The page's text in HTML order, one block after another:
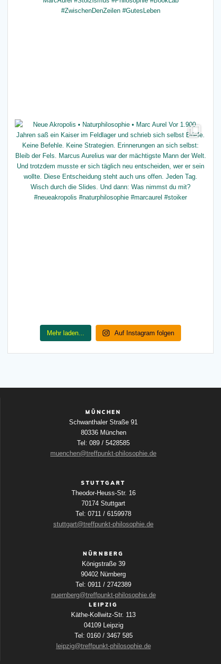
Mehr laden... Auf Instagram folgen
MÜNCHEN
Schwanthaler Straße 91
80336 München
Tel: 089 / 5428585
muenchen@treffpunkt-philosophie.de
STUTTGART
Theodor-Heuss-Str. 16
70174 Stuttgart
Tel: 0711 / 6159978
stuttgart@treffpunkt-philosophie.de
NÜRNBERG
Königstraße 39
90402 Nürnberg
Tel: 0911 / 2742389
nuernberg@treffpunkt-philosophie.de
LEIPZIG
Käthe-Kollwitz-Str. 113
04109 Leipzig
Tel: 0160 / 3467 585
leipzig@treffpunkt-philosophie.de